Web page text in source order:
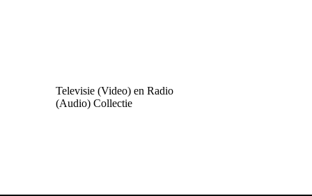
Televisie (Video) en Radio
(Audio) Collectie